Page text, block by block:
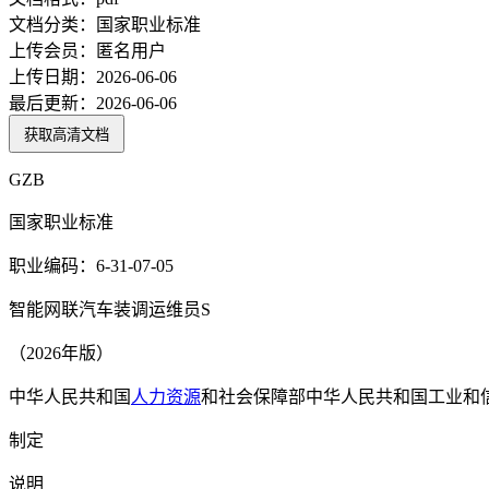
文档分类：
国家职业标准
上传会员：
匿名用户
上传日期： 2026-06-06
最后更新： 2026-06-06
获取高清文档
GZB
国家职业标准
职业编码：6-31-07-05
智能网联汽车装调运维员S
（2026年版）
中华人民共和国 人力资源和社会保障部中华人民共和国工业和
制定
说明